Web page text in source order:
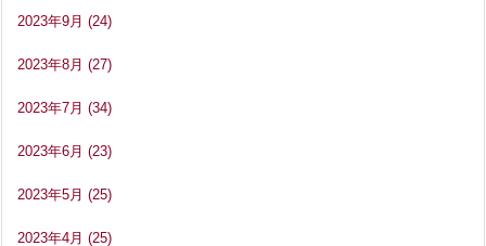
2023年9月 (24)
2023年8月 (27)
2023年7月 (34)
2023年6月 (23)
2023年5月 (25)
2023年4月 (25)